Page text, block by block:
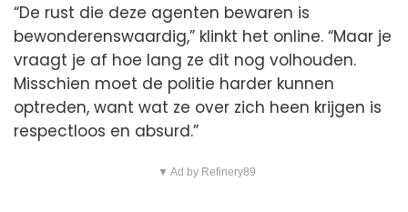
“De rust die deze agenten bewaren is
bewonderenswaardig,” klinkt het online. “Maar je
vraagt je af hoe lang ze dit nog volhouden.
Misschien moet de politie harder kunnen
optreden, want wat ze over zich heen krijgen is
respectloos en absurd.”
▼ Ad by Refinery89